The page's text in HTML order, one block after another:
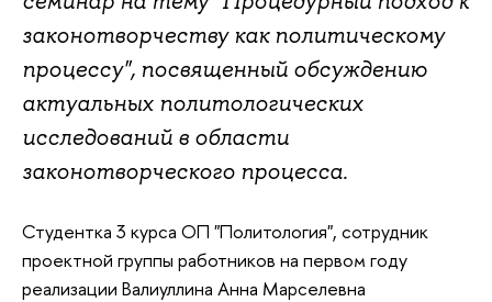
законотворчеству как политическому
процессу", посвященный обсуждению
актуальных политологических
исследований в области
законотворческого процесса.
Студентка 3 курса ОП "Политология", сотрудник
проектной группы работников на первом году
реализации Валиуллина Анна Марселевна